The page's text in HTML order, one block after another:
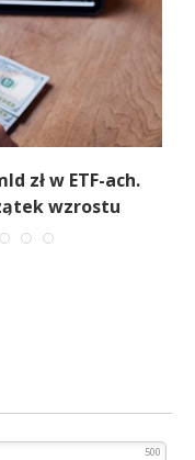
zł w ETF-ach.
wzrostu
500